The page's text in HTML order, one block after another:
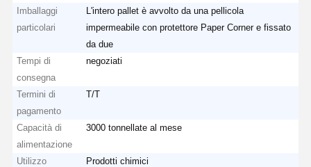
Imballaggi
particolari
L'intero pallet è avvolto da una pellicola
impermeabile con protettore Paper Corner e fissato
da due
Tempi di
consegna
negoziati
Termini di
pagamento
T/T
Capacità di
alimentazione
3000 tonnellate al mese
Utilizzo
Prodotti chimici